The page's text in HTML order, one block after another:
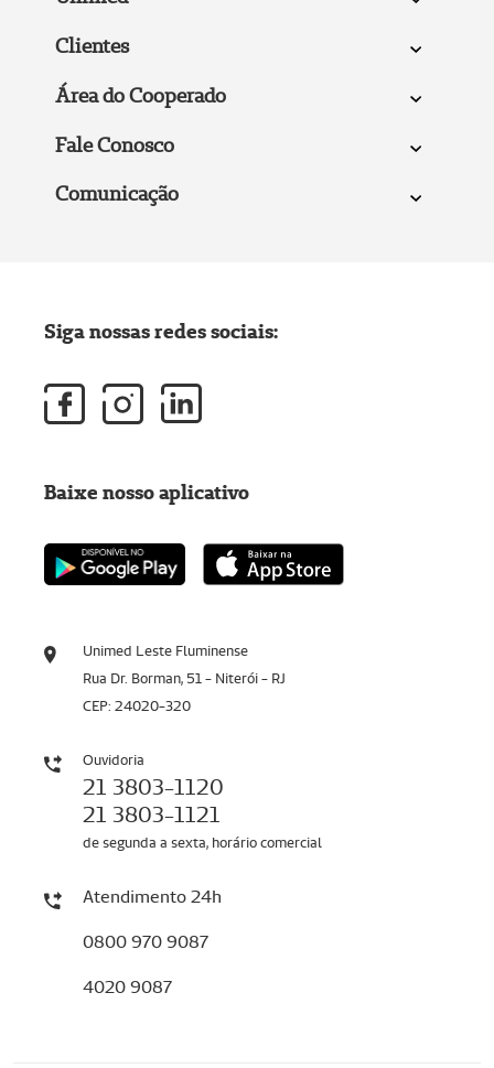
Clientes
Área do Cooperado
Fale Conosco
Comunicação
Unimed Leste Fluminense
Rua Dr. Borman, 51 - Niterói - RJ
CEP: 24020-320
Ouvidoria
21 3803-1120
21 3803-1121
de segunda a sexta, horário comercial
Atendimento 24h
0800 970 9087
4020 9087
Siga nossas redes sociais:
Baixe nosso aplicativo